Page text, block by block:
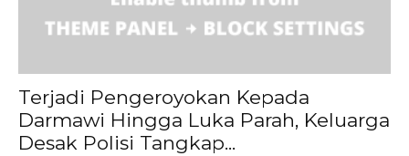
Terjadi Pengeroyokan Kepada
Darmawi Hingga Luka Parah, Keluarga
Desak Polisi Tangkap...